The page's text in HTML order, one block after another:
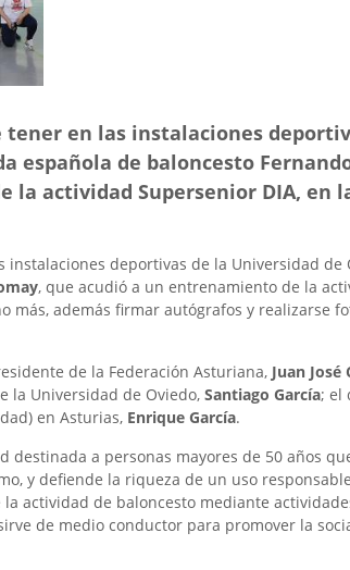
en las instalaciones
española de baloncesto
la actividad Supersenior DIA, en
deportivas de la Universidad de
, que acudió a un entrenamiento de la
más, además firmar autógrafos y realizarse
de la Federación Asturiana, Juan José
la Universidad de Oviedo, Santiago García; el
en Asturias, Enrique García.
destinada a personas mayores de 50 años
y defiende la riqueza de un uso
actividad de baloncesto mediante
de medio conductor para promover la